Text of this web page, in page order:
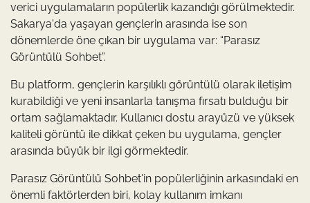
verici uygulamaların popülerlik kazandığı görülmektedir.
Sakarya'da yaşayan gençlerin arasında ise son
dönemlerde öne çıkan bir uygulama var: “Parasız
Görüntülü Sohbet”.
Bu platform, gençlerin karşılıklı görüntülü olarak iletişim
kurabildiği ve yeni insanlarla tanışma fırsatı bulduğu bir
ortam sağlamaktadır. Kullanıcı dostu arayüzü ve yüksek
kaliteli görüntü ile dikkat çeken bu uygulama, gençler
arasında büyük bir ilgi görmektedir.
Parasız Görüntülü Sohbet'in popülerliğinin arkasındaki en
önemli faktörlerden biri, kolay kullanım imkanı